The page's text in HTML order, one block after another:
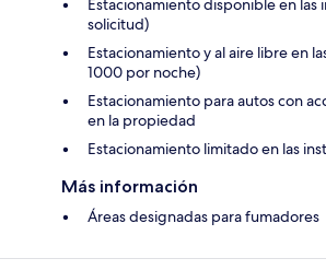
Estacionamiento disponible en las
solicitud)
Estacionamiento y al aire libre en
1000 por noche)
Estacionamiento para autos con
en la propiedad
Estacionamiento limitado en las
Más información
Áreas designadas para fumadores